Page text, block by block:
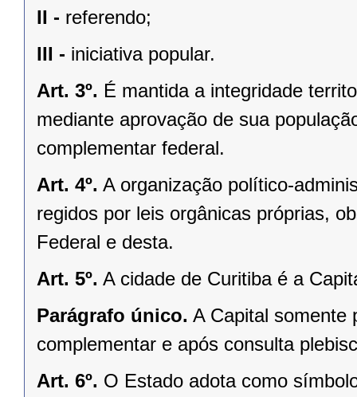
II - referendo;
III - iniciativa popular.
Art. 3º. É mantida a integridade
mediante aprovação de sua
complementar federal.
Art. 4º. A organização político-
regidos por leis orgânicas próprias,
Federal e desta.
Art. 5º. A cidade de Curitiba é a
Parágrafo único. A Capital somente
complementar e após consulta
Art. 6º. O Estado adota como